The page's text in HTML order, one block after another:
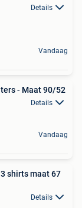
Details
Vandaag
- Maat 90/52
Details
Vandaag
shirts maat 67
Details